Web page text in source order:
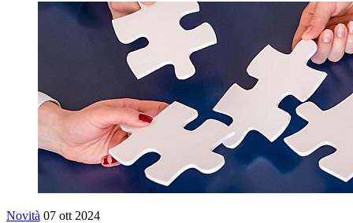
Novità 07 ott 2024